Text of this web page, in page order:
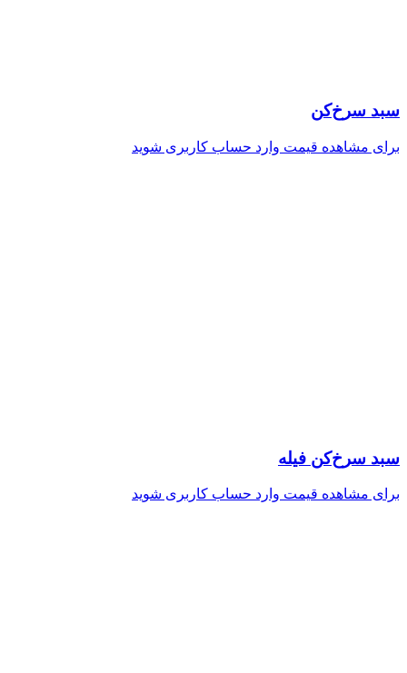
سبد سرخ‌کن
برای مشاهده قیمت وارد حساب کاربری شوید
سبد سرخ‌کن فیله
برای مشاهده قیمت وارد حساب کاربری شوید